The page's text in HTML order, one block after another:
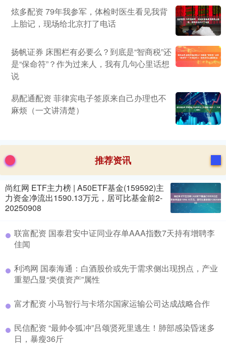
炫多配资 79年我参军，体检时医生看见我背
上胎记，现场给北京打了电话
扬帆证券 床围栏有必要么？到底是“智商税”还
是“保命符”？作为过来人，我有几句心里话想
说
易配通配资 菲律宾电子签原来自己办理也不
麻烦（一文讲清楚）
推荐资讯
尚红网 ETF主力榜 | A50ETF基金(159592)主
力资金净流出1590.13万元，居可比基金前2-
20250908
联富配资 国泰君安中证同业存单AAA指数7天持有增聘李
佳闻
利鸿网 国泰海通：白酒股价或先于需求侧出现拐点，产业
重塑凸显“类债资产”属性
富才配资 小马智行与卡塔尔国家运输公司达成战略合作
民信配资 “最帅令狐冲”吕颂贤死里逃生！肺部感染昏迷多
日，暴瘦36斤